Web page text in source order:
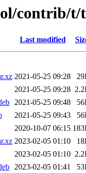
contrib/
Last modified
2021-05-25 09:28
2021-05-25 09:28
2021-05-25 09:48
2021-05-25 09:43
2020-10-07 06:15
2023-02-05 01:10
2023-02-05 01:10
2023-02-05 01:41